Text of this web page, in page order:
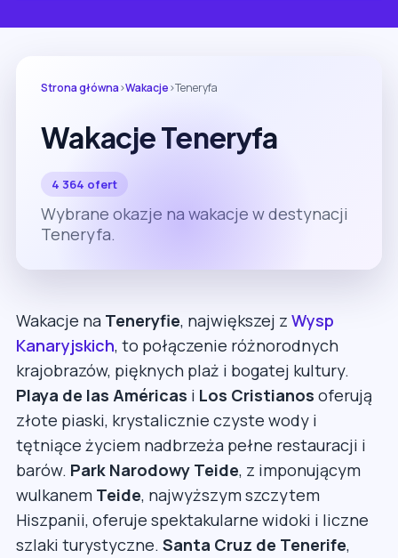
Strona główna›Wakacje›Teneryfa
Wakacje Teneryfa
4 364 ofert
Wybrane okazje na wakacje w destynacji
Teneryfa.
Wakacje na Teneryfie, największej z Wysp
Kanaryjskich, to połączenie różnorodnych
krajobrazów, pięknych plaż i bogatej kultury.
Playa de las Américas i Los Cristianos oferują
złote piaski, krystalicznie czyste wody i
tętniące życiem nadbrzeża pełne restauracji i
barów. Park Narodowy Teide, z imponującym
wulkanem Teide, najwyższym szczytem
Hiszpanii, oferuje spektakularne widoki i liczne
szlaki turystyczne. Santa Cruz de Tenerife,